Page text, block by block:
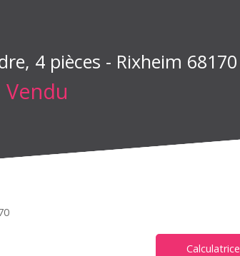
4 pièces - Rixheim 68170
Vendu
Calculatrice